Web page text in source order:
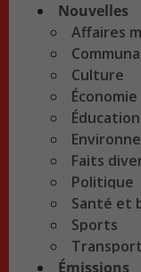
Nouvelles
Affaires
Culture
Économie
Éducation
Faits
Politique
Santé et
Sports
Émissions